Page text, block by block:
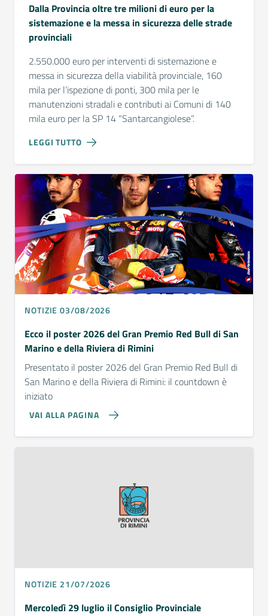
Dalla Provincia oltre tre milioni di euro per la
sistemazione e la messa in sicurezza delle strade
provinciali
2.550.000 euro per interventi di sistemazione e
messa in sicurezza della viabilità provinciale, 160
mila per l’ispezione di ponti, 300 mila per le
manutenzioni stradali e contributi ai Comuni di 140
mila euro per la SP 14 “Santarcangiolese”.
LEGGI TUTTO
NOTIZIE 03/08/2026
Ecco il poster 2026 del Gran Premio Red Bull di San
Marino e della Riviera di Rimini
Presentato il poster 2026 del Gran Premio Red Bull di
San Marino e della Riviera di Rimini: il countdown è
iniziato
VAI ALLA PAGINA
NOTIZIE 21/07/2026
Mercoledì 29 luglio il Consiglio Provinciale